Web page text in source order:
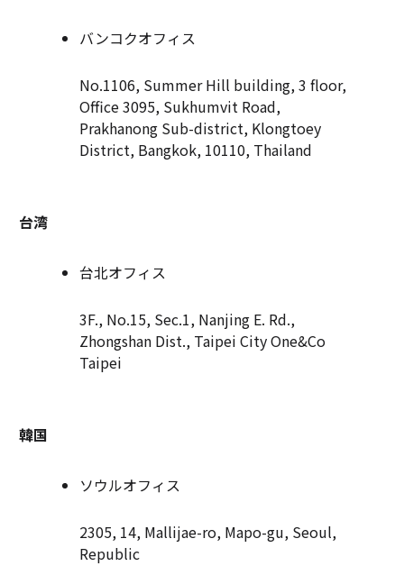
バンコクオフィス
No.1106, Summer Hill building, 3 floor,
Office 3095, Sukhumvit Road,
Prakhanong Sub-district, Klongtoey
District, Bangkok, 10110, Thailand
台湾
台北オフィス
3F., No.15, Sec.1, Nanjing E. Rd.,
Zhongshan Dist., Taipei City One&Co
Taipei
韓国
ソウルオフィス
2305, 14, Mallijae-ro, Mapo-gu, Seoul,
Republic